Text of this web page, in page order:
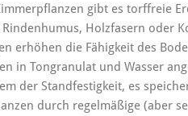
gibt es torffreie
Holzfasern oder
erhöhen die Fähigkeit des
in Tongranulat und Wasser
der Standfestigkeit, es
durch regelmäßige (aber